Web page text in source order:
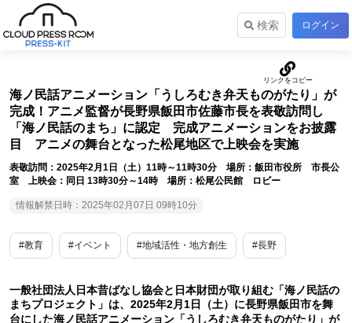
検索 ログイン
海ノ民話アニメーション「うしろむき弁天ものがたり」が
完成！アニメ監督が長野県飯田市佐藤市長を表敬訪問し
「海ノ民話のまち」に認定 完成アニメーションをお披露
目 アニメの舞台となった松尾地区で上映会を実施
表敬訪問：2025年2月1日（土）11時～11時30分 場所：飯田市役所 市長公
室 上映会：同日 13時30分～14時 場所：松尾公民館 ロビー
情報解禁日時：2025年02月07日 09時10分
#教育 #イベント #地域活性・地方創生 #長野
一般社団法人日本昔ばなし協会と日本財団が取り組む「海ノ民話の
まちプロジェクト」は、2025年2月1日（土）に長野県飯田市を舞
台にした海ノ民話アニメーション「うしろむき弁天ものがたり」が